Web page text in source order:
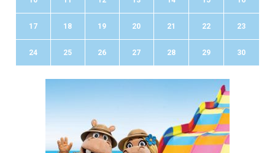
17 18 19 20 21 22 23
24 25 26 27 28 29 30